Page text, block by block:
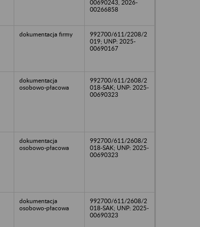
00690243, 2026-
00266858
dokumentacja firmy
992700/611/2208/2
019; UNP: 2025-
00690167
dokumentacja
osobowo-płacowa
992700/611/2608/2
018-SAK; UNP: 2025-
00690323
dokumentacja
osobowo-płacowa
992700/611/2608/2
018-SAK; UNP: 2025-
00690323
dokumentacja
osobowo-płacowa
992700/611/2608/2
018-SAK; UNP: 2025-
00690323